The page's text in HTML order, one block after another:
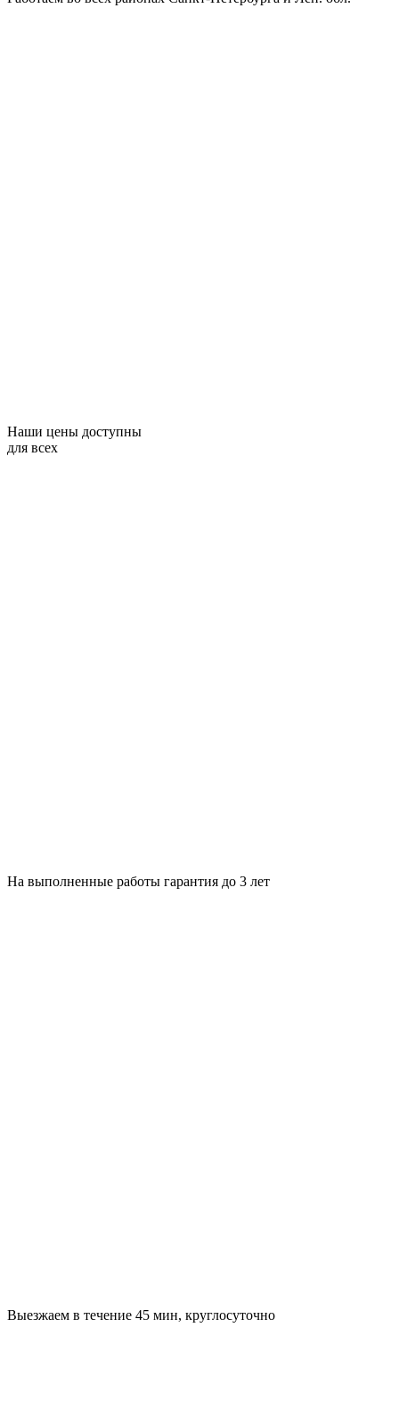
Наши цены доступны
для всех
На выполненные работы гарантия до 3 лет
Выезжаем в течение 45 мин, круглосуточно